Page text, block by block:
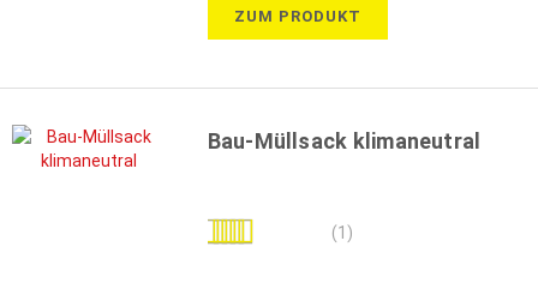
ZUM PRODUKT
Bau-Müllsack klimaneutral
Bewertung: (1)